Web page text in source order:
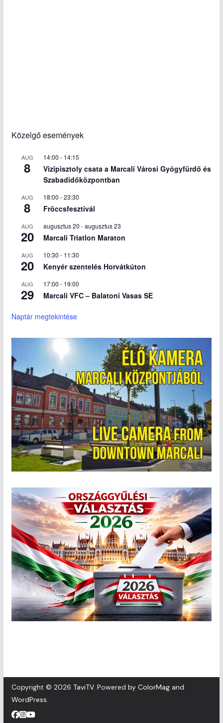
Közelgő események
AUG
8
14:00 - 14:15
Vizipisztoly csata a Marcali Városi Gyógyfürdő és
Szabadidőközpontban
AUG
8
18:00 -23:30
Fröccsfesztivál
AUG
20
augusztus 20 -augusztus 23
Marcali Triatlon Maraton
AUG
20
10:30 - 11:30
Kenyér szentelés Horvátkúton
AUG
29
17:00 - 19:00
Marcali VFC – Balatoni Vasas SE
Naptár megtekintése
Copyright © 2026 TaviTV. Powered by ColorMagand
WordPress.